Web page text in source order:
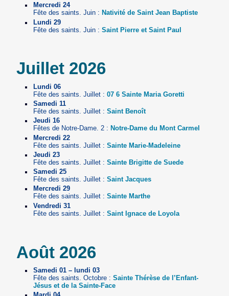
Mercredi 24
Fête des saints. Juin : Nativité de Saint Jean Baptiste
Lundi 29
Fête des saints. Juin : Saint Pierre et Saint Paul
Juillet 2026
Lundi 06
Fête des saints. Juillet : 07 6 Sainte Maria Goretti
Samedi 11
Fête des saints. Juillet : Saint Benoît
Jeudi 16
Fêtes de Notre-Dame. 2 : Notre-Dame du Mont Carmel
Mercredi 22
Fête des saints. Juillet : Sainte Marie-Madeleine
Jeudi 23
Fête des saints. Juillet : Sainte Brigitte de Suede
Samedi 25
Fête des saints. Juillet : Saint Jacques
Mercredi 29
Fête des saints. Juillet : Sainte Marthe
Vendredi 31
Fête des saints. Juillet : Saint Ignace de Loyola
Août 2026
Samedi 01 – lundi 03
Fête des saints. Octobre : Sainte Thérèse de l’Enfant-
Jésus et de la Sainte-Face